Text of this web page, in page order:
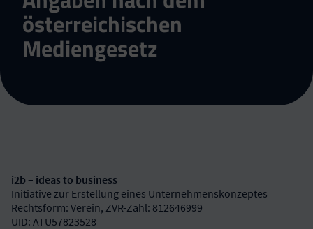
österreichischen
Mediengesetz
i2b – ideas to business
Initiative zur Erstellung eines Unternehmenskonzeptes
Rechtsform: Verein, ZVR-Zahl: 812646999
UID: ATU57823528